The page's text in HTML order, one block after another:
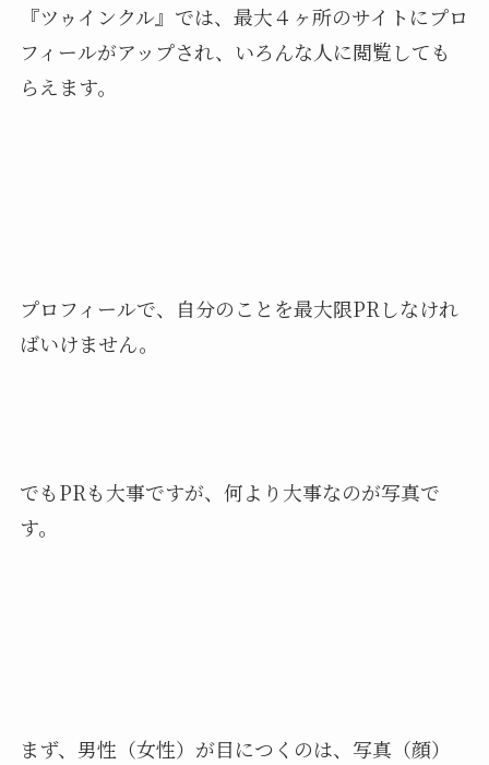
『ツゥインクル』では、最大４ヶ所のサイトにプロ
フィールがアップされ、いろんな人に閲覧しても
らえます。
プロフィールで、自分のことを最大限PRしなけれ
ばいけません。
でもPRも大事ですが、何より大事なのが写真で
す。
まず、男性（女性）が目につくのは、写真（顔）